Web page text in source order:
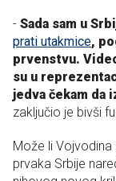
- Sada sam u
prati utakmice,
prvenstvu.
su u
jedva čekam da
zaključio je bivši
Može li
prvaka Srbije